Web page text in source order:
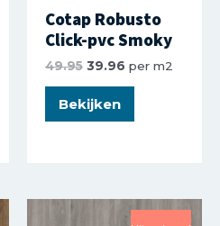
Cotap Robusto
Click-pvc Smoky
49.95 39.96 per m2
Bekijken